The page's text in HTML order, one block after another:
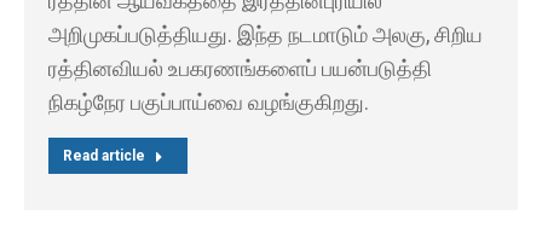
அறிமுகப்படுத்தியது. இந்த நடமாடும் அலகு, சிறிய
ரத்தினவியல் உபகரணங்களைப் பயன்படுத்தி
நிகழ்நேர பகுப்பாய்வை வழங்குகிறது.
Read article